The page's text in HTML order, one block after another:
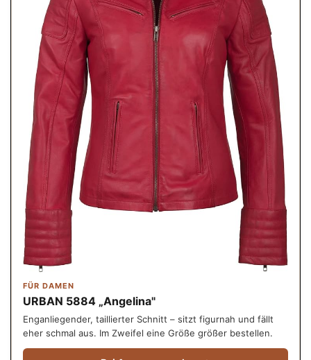
FÜR DAMEN
URBAN 5884 „Angelina"
Enganliegender, taillierter Schnitt – sitzt figurnah und fällt
eher schmal aus. Im Zweifel eine Größe größer bestellen.